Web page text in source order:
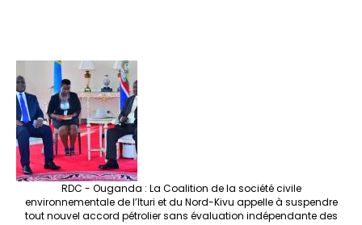
RDC - Ouganda : La Coalition de la société civile
environnementale de l’Ituri et du Nord-Kivu appelle à suspendre
tout nouvel accord pétrolier sans évaluation indépendante des